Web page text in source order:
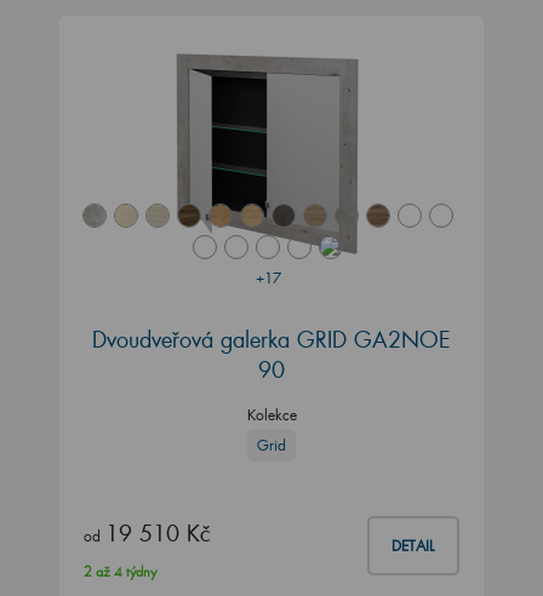
+17
Dvoudveřová galerka GRID GA2NOE
90
Kolekce
Grid
od 19 510 Kč DETAIL
2 až 4 týdny